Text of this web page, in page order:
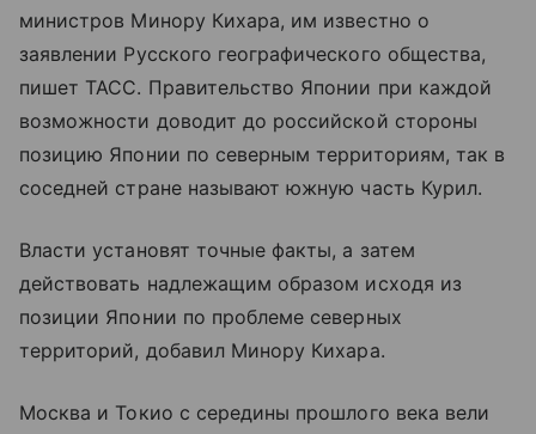
министров Минору Кихара, им известно о
заявлении Русского географического общества,
пишет ТАСС. Правительство Японии при каждой
возможности доводит до российской стороны
позицию Японии по северным территориям, так в
соседней стране называют южную часть Курил.
Власти установят точные факты, а затем
действовать надлежащим образом исходя из
позиции Японии по проблеме северных
территорий, добавил Минору Кихара.
Москва и Токио с середины прошлого века вели